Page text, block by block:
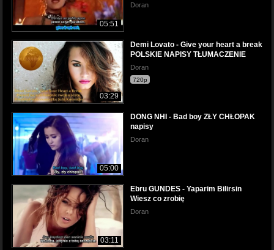
05:51
Doran
03:29
Demi Lovato - Give your heart a break
POLSKIE NAPISY TŁUMACZENIE
Doran
720p
05:00
DONG NHI - Bad boy ZŁY CHŁOPAK
napisy
Doran
03:11
Ebru GUNDES - Yaparim Bilirsin
Wiesz co zrobię
Doran